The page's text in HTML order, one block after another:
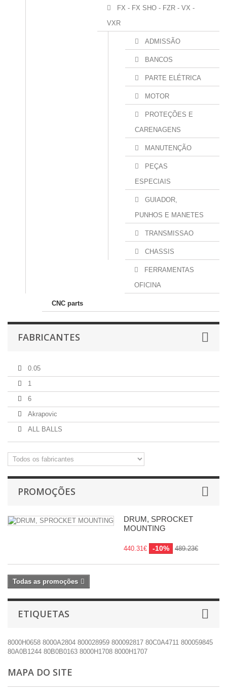
FX - FX SHO - FZR - VX -
VXR
ADMISSÃO
BANCOS
PARTE ELÉTRICA
MOTOR
PROTEÇÕES E
CARENAGENS
MANUTENÇÃO
PEÇAS
ESPECIAIS
GUIADOR,
PUNHOS E MANETES
TRANSMISSAO
CHASSIS
FERRAMENTAS
OFICINA
CNC parts
FABRICANTES
0.05
1
6
Akrapovic
ALL BALLS
PROMOÇÕES
DRUM, SPROCKET
MOUNTING
440.31€ -10% 489.23€
Todas as promoções
ETIQUETAS
8000H0658 8000A2804 800028959 800092817 80C0A4711 800059845
80A0B1244 80B0B0163 8000H1708 8000H1707
MAPA DO SITE